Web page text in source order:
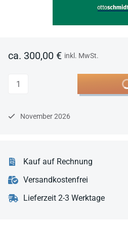
ca. 300,00 € inkl. MwSt.
Anzahl In
November 2026
Kauf auf Rechnung
Versandkostenfrei
Lieferzeit 2-3 Werktage